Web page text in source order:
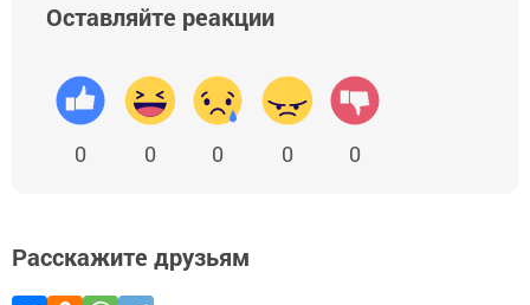
Оставляйте реакции
0 0 0 0 0
Расскажите друзьям